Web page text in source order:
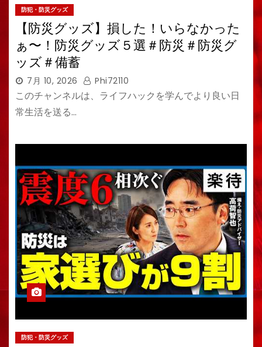
防犯・防災グッズ
【防災グッズ】損した！いらなかった
ぁ〜！防災グッズ５選＃防災＃防災グ
ッズ＃備蓄
7月 10, 2026 Phi72110
このチャンネルは、ライフハックを学んでより良い日
常生活を送る…
防犯・防災グッズ